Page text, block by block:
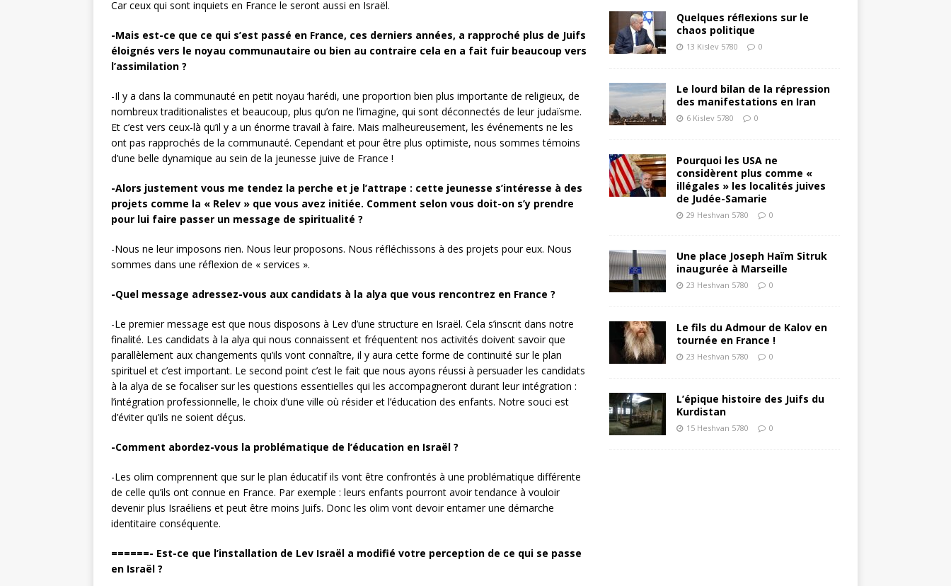
Car ceux qui sont inquiets en France le seront aussi en Israël.
-Mais est-ce que ce qui s’est passé en France, ces derniers années, a rapproché plus de Juifs
éloignés vers le noyau communautaire ou bien au contraire cela en a fait fuir beaucoup vers
l’assimilation ?
-Il y a dans la communauté en petit noyau ‘harédi, une proportion bien plus importante de religieux, de
nombreux traditionalistes et beaucoup, plus qu’on ne l’imagine, qui sont déconnectés de leur judaïsme.
Et c’est vers ceux-là qu’il y a un énorme travail à faire. Mais malheureusement, les événements ne les
ont pas rapprochés de la communauté. Cependant et pour être plus optimiste, nous sommes témoins
d’une belle dynamique au sein de la jeunesse juive de France !
-Alors justement vous me tendez la perche et je l’attrape : cette jeunesse s’intéresse à des
projets comme la « Relev » que vous avez initiée. Comment selon vous doit-on s’y prendre
pour lui faire passer un message de spiritualité ?
-Nous ne leur imposons rien. Nous leur proposons. Nous réfléchissons à des projets pour eux. Nous
sommes dans une réflexion de « services ».
-Quel message adressez-vous aux candidats à la alya que vous rencontrez en France ?
-Le premier message est que nous disposons à Lev d’une structure en Israël. Cela s’inscrit dans notre
finalité. Les candidats à la alya qui nous connaissent et fréquentent nos activités doivent savoir que
parallèlement aux changements qu’ils vont connaître, il y aura cette forme de continuité sur le plan
spirituel et c’est important. Le second point c’est le fait que nous ayons réussi à persuader les candidats
à la alya de se focaliser sur les questions essentielles qui les accompagneront durant leur intégration :
l’intégration professionnelle, le choix d’une ville où résider et l’éducation des enfants. Notre souci est
d’éviter qu’ils ne soient déçus.
-Comment abordez-vous la problématique de l’éducation en Israël ?
-Les olim comprennent que sur le plan éducatif ils vont être confrontés à une problématique différente
de celle qu’ils ont connue en France. Par exemple : leurs enfants pourront avoir tendance à vouloir
devenir plus Israéliens et peut être moins Juifs. Donc les olim vont devoir entamer une démarche
identitaire conséquente.
======- Est-ce que l’installation de Lev Israël a modifié votre perception de ce qui se passe
en Israël ?
Quelques réﬂexions sur le
chaos politique
13 Kislev 5780 0
Le lourd bilan de la répression
des manifestations en Iran
6 Kislev 5780 0
Pourquoi les USA ne
considèrent plus comme «
illégales » les localités juives
de Judée-Samarie
29 Heshvan 5780 0
Une place Joseph Haïm Sitruk
inaugurée à Marseille
23 Heshvan 5780 0
Le fils du Admour de Kalov en
tournée en France !
23 Heshvan 5780 0
L’épique histoire des Juifs du
Kurdistan
15 Heshvan 5780 0